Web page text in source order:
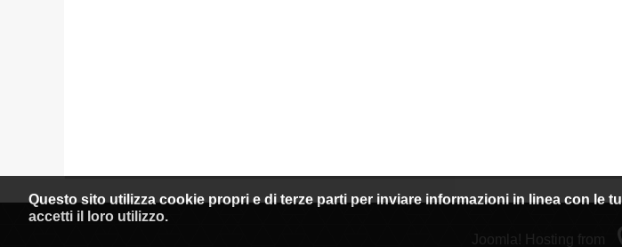
Joomla! Hosting from
Questo sito utilizza cookie propri e di terze parti per inviare informazioni in linea con le
accetti il loro utilizzo.